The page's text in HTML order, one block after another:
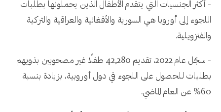
- أكثر الجنسيات التي يتقدم الأطفال الذين يحملونها بطلبات
اللجوء إلى أوروبا هي السورية والأفغانية والعراقية والتركية
والفنزويلية.
- سجّل عام 2022، تقديم 42,280 طفلًا غير مصحوبين بذويهم
بطلبات للحصول على اللجوء في دول أوروبية، بزيادة بنسبة
60% عن العام الماضي.